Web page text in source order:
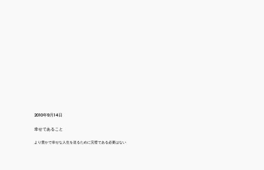
2010年9月14日
幸せであること
より豊かで幸せな人生を送るために完璧である必要はない